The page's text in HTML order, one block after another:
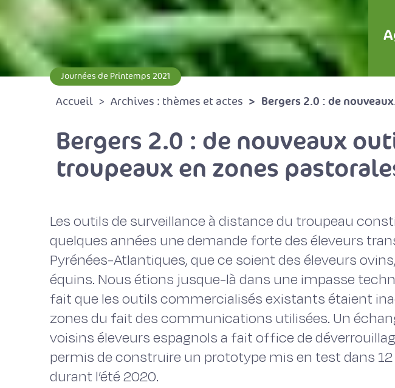
Journées de Printemps 2021
Accueil Archives : thèmes et actes Bergers 2.0 : de
Bergers 2.0 : de nouveaux
troupeaux en zones
Les outils de surveillance à distance du troupeau
quelques années une demande forte des éleveurs
Pyrénées-Atlantiques, que ce soient des éleveurs
équins. Nous étions jusque-là dans une impasse
fait que les outils commercialisés existants étaient
zones du fait des communications utilisées. Un
voisins éleveurs espagnols a fait office de
permis de construire un prototype mis en test dans 12
durant l’été 2020.